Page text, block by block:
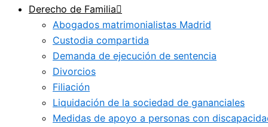
Derecho de Familia
Abogados matrimonialistas Madrid
Custodia compartida
Demanda de ejecución de sentencia
Divorcios
Filiación
Liquidación de la sociedad de gananciales
Medidas de apoyo a personas con